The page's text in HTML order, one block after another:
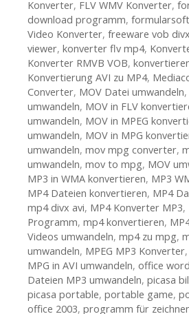
Konverter, FLV WMV Konverter,
download programm,
Video Konverter, freeware vob divx
viewer, konverter flv mp4,
Konverter RMVB VOB,
Konvertierung AVI zu MP4,
Converter, MOV Datei umwandeln,
umwandeln, MOV in FLV
umwandeln, MOV in MPEG
umwandeln, MOV in MPG
umwandeln, mov mpg converter,
umwandeln, mov to mpg, MOV
MP3 in WMA konvertieren, MP3
MP4 Dateien konvertieren, MP4
mp4 divx avi, MP4 Konverter MP3,
Programm, mp4 konvertieren,
Videos umwandeln, mp4 zu mpg,
umwandeln, MPEG MP3 Konverter,
MPG in AVI umwandeln, office
Dateien MP3 umwandeln, picasa
picasa portable, portable game,
office 2003, programm für